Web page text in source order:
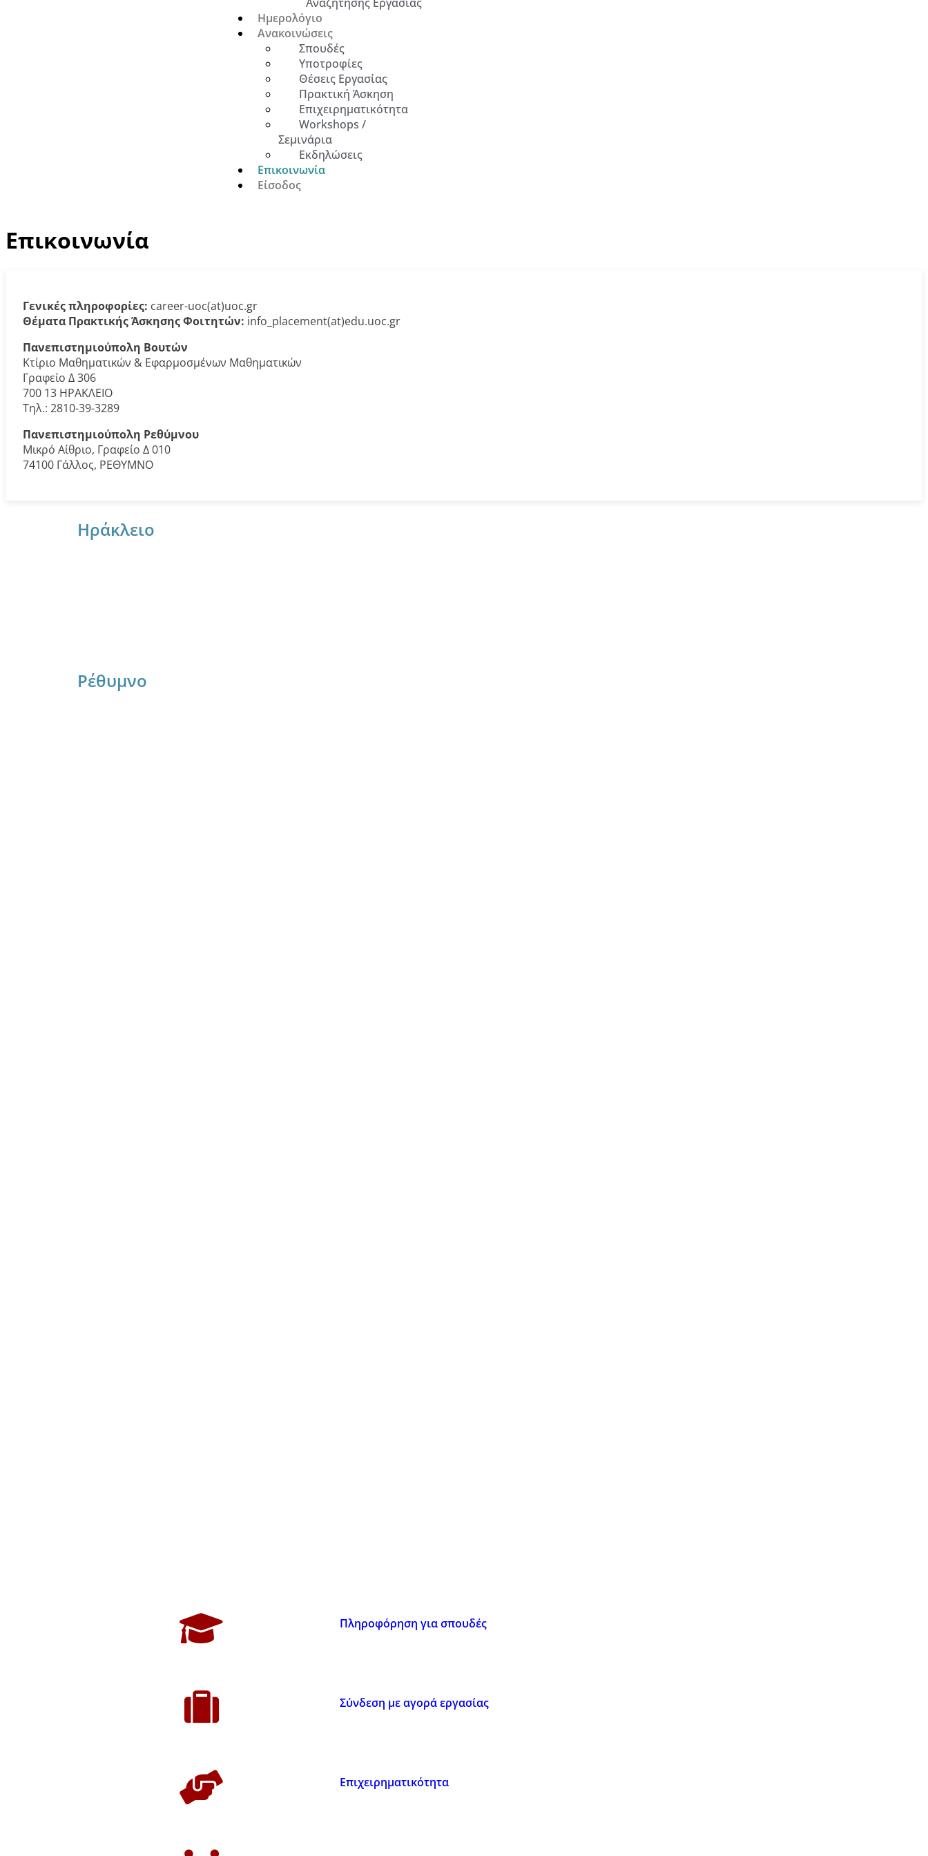
Ημερολόγιο
Ανακοινώσεις
Σπουδές
Υποτροφίες
Θέσεις Εργασίας
Πρακτική Άσκηση
Επιχειρηματικότητα
Workshops /
Σεμινάρια
Εκδηλώσεις
Επικοινωνία
Είσοδος
Επικοινωνία
Γενικές πληροφορίες: career-uoc(at)uoc.gr
Θέματα Πρακτικής Άσκησης Φοιτητών: info_placement(at)edu.uoc.gr
Πανεπιστημιούπολη Βουτών
Κτίριο Μαθηματικών & Εφαρμοσμένων Μαθηματικών
Γραφείο Δ 306
700 13 ΗΡΑΚΛΕΙΟ
Τηλ.: 2810-39-3289
Πανεπιστημιούπολη Ρεθύμνου
Μικρό Αίθριο, Γραφείο Δ 010
74100 Γάλλος, ΡΕΘΥΜΝΟ
Ηράκλειο
Ρέθυμνο
Πληροφόρηση για σπουδές
Σύνδεση με αγορά εργασίας
Επιχειρηματικότητα